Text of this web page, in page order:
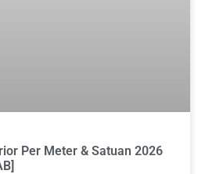
Per Meter & Satuan 2026